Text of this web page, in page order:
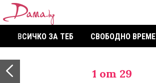
ВСИЧКО ЗА ТЕБ СВОБОДНО ВРЕМЕ
1 от 29